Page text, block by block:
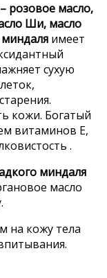
розовое масло,
Ши, масло
миндаля имеет
сухую
кожи. Богатый
витаминов Е,
.
миндаля
масло
на кожу тела